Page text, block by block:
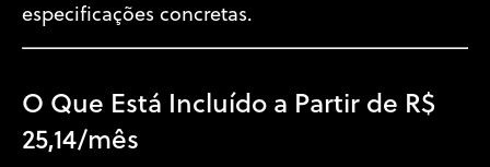
especificações concretas.
O Que Está Incluído a Partir de R$
25,14/mês